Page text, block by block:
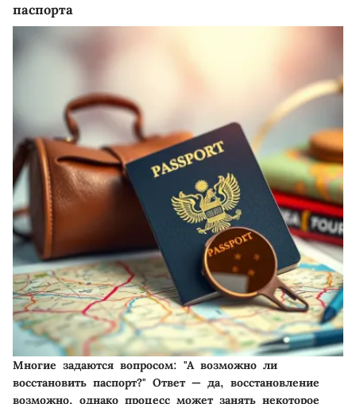
паспорта
Многие задаются вопросом: "А возможно ли
восстановить паспорт?" Ответ — да, восстановление
возможно, однако процесс может занять некоторое